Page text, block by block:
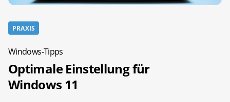
PRAXIS
Windows-Tipps
Optimale Einstellung für
Windows 11